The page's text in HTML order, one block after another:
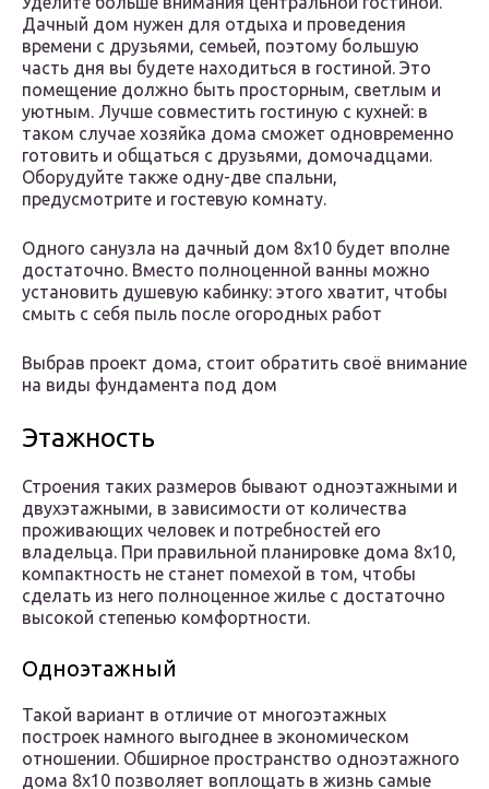
Дачный дом нужен для отдыха и проведения
времени с друзьями, семьей, поэтому большую
часть дня вы будете находиться в гостиной. Это
помещение должно быть просторным, светлым и
уютным. Лучше совместить гостиную с кухней: в
таком случае хозяйка дома сможет одновременно
готовить и общаться с друзьями, домочадцами.
Оборудуйте также одну-две спальни,
предусмотрите и гостевую комнату.
Одного санузла на дачный дом 8х10 будет вполне
достаточно. Вместо полноценной ванны можно
установить душевую кабинку: этого хватит, чтобы
смыть с себя пыль после огородных работ
Выбрав проект дома, стоит обратить своё внимание
на виды фундамента под дом
Этажность
Строения таких размеров бывают одноэтажными и
двухэтажными, в зависимости от количества
проживающих человек и потребностей его
владельца. При правильной планировке дома 8х10,
компактность не станет помехой в том, чтобы
сделать из него полноценное жилье с достаточно
высокой степенью комфортности.
Одноэтажный
Такой вариант в отличие от многоэтажных
построек намного выгоднее в экономическом
отношении. Обширное пространство одноэтажного
дома 8х10 позволяет воплощать в жизнь самые